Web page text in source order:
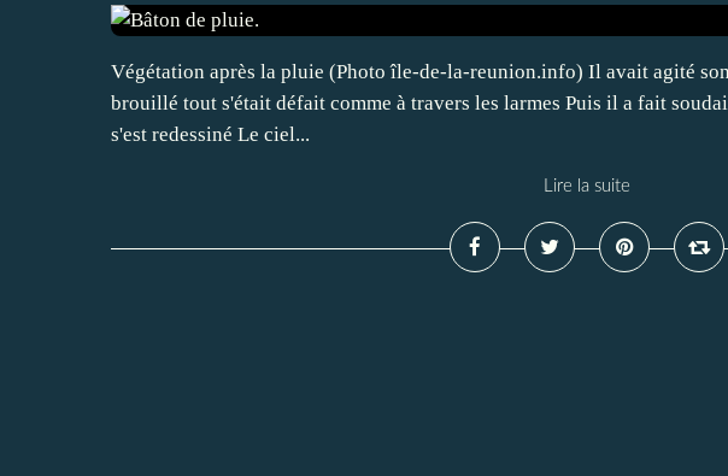
Végétation après la pluie (Photo île-de-la-reunion.info) Il avait agité
brouillé tout s'était défait comme à travers les larmes Puis il a fait
s'est redessiné Le ciel...
Lire la suite